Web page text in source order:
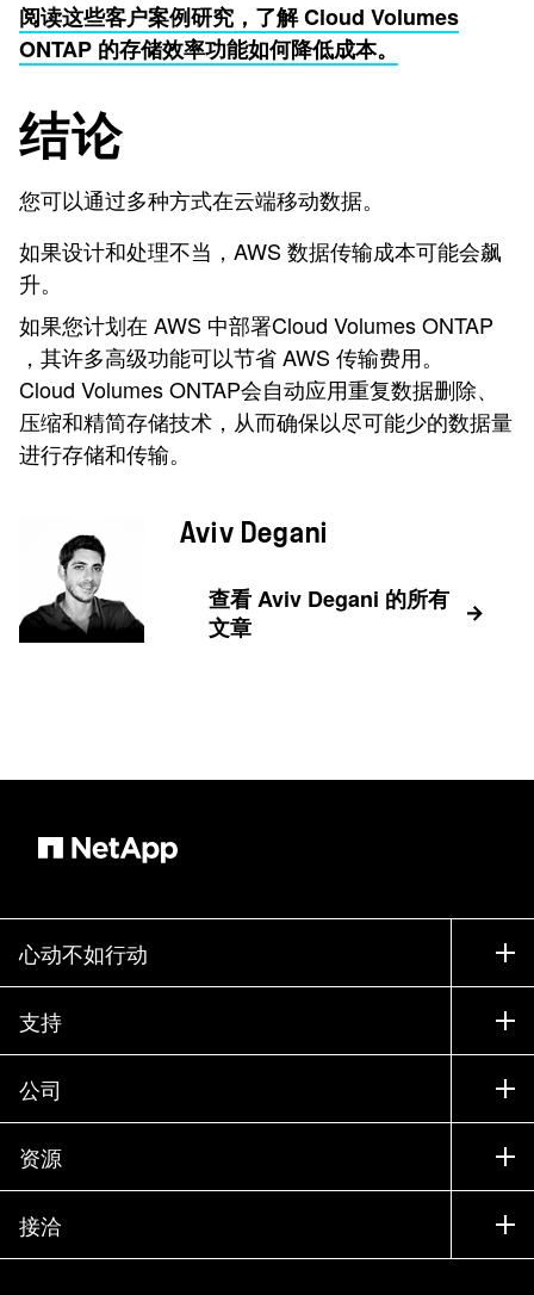
阅读这些客户案例研究，了解 Cloud Volumes
ONTAP 的存储效率功能如何降低成本。
结论
您可以通过多种方式在云端移动数据。
如果设计和处理不当，AWS 数据传输成本可能会飙
升。
如果您计划在 AWS 中部署Cloud Volumes ONTAP
，其许多高级功能可以节省 AWS 传输费用。
Cloud Volumes ONTAP会自动应用重复数据删除、
压缩和精简存储技术，从而确保以尽可能少的数据量
进行存储和传输。
Aviv Degani
查看 Aviv Degani 的所有
文章
心动不如行动
如何购买
联系销售部门
寻找合作伙伴
试用产品
贵宾体验中心
产品 A-Z
支持
支持
训练
文档中心
知识库
社区
公司
公司
合作伙伴
招聘
资源
新闻中心
活动
接洽